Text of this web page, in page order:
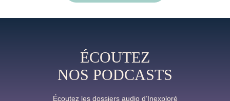
ÉCOUTEZ
NOS PODCASTS
Écoutez les dossiers audio d’Inexploré